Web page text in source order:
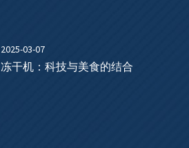
2025-03-07
冻干机：科技与美食的结合